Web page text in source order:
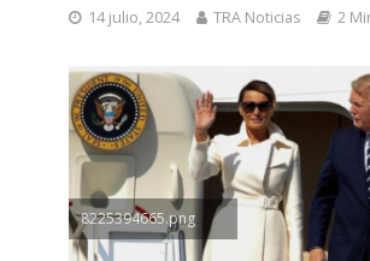
14 julio, 2024 TRA Noticias 2
8225394665.png